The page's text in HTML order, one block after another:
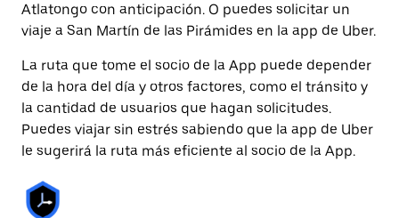
Atlatongo con anticipación. O puedes solicitar un
viaje a San Martín de las Pirámides en la app de Uber.
La ruta que tome el socio de la App puede depender
de la hora del día y otros factores, como el tránsito y
la cantidad de usuarios que hagan solicitudes.
Puedes viajar sin estrés sabiendo que la app de Uber
le sugerirá la ruta más eficiente al socio de la App.